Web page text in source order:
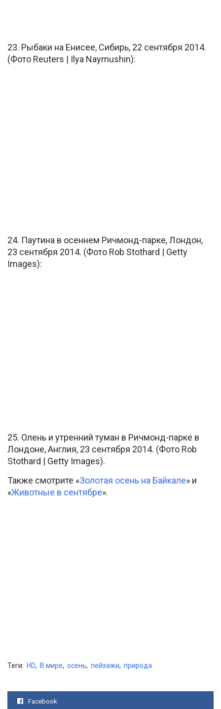
23. Рыбаки на Енисее, Сибирь, 22 сентября 2014.
(Фото Reuters | Ilya Naymushin):
24. Паутина в осеннем Ричмонд-парке, Лондон,
23 сентября 2014. (Фото Rob Stothard | Getty
Images):
25. Олень и утренний туман в Ричмонд-парке в
Лондоне, Англия, 23 сентября 2014. (Фото Rob
Stothard | Getty Images).
Также смотрите «Золотая осень на Байкале» и
«Животные в сентябре».
Теги: HD, В мире, осень, пейзажи, природа
Facebook